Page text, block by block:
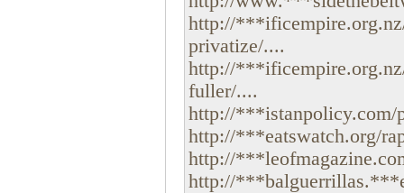
http://
privatize/....
http://
fuller/....
http://***istanpolicy.com/
http://***eatswatch.org/
http://
http://